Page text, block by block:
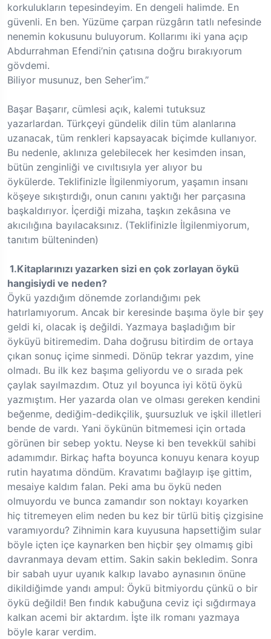
korkulukların tepesindeyim. En dengeli halimde. En
güvenli. En ben. Yüzüme çarpan rüzgârın tatlı nefesinde
nenemin kokusunu buluyorum. Kollarımı iki yana açıp
Abdurrahman Efendi’nin çatısına doğru bırakıyorum
gövdemi.
Biliyor musunuz, ben Seher’im.”
Başar Başarır, cümlesi açık, kalemi tutuksuz
yazarlardan. Türkçeyi gündelik dilin tüm alanlarına
uzanacak, tüm renkleri kapsayacak biçimde kullanıyor.
Bu nedenle, aklınıza gelebilecek her kesimden insan,
bütün zenginliği ve cıvıltısıyla yer alıyor bu
öykülerde. Teklifinizle İlgilenmiyorum, yaşamın insanı
köşeye sıkıştırdığı, onun canını yaktığı her parçasına
başkaldırıyor. İçerdiği mizaha, taşkın zekâsına ve
akıcılığına bayılacaksınız. (Teklifinizle İlgilenmiyorum,
tanıtım bülteninden)
1.Kitaplarınızı yazarken sizi en çok zorlayan öykü
hangisiydi ve neden?
Öykü yazdığım dönemde zorlandığımı pek
hatırlamıyorum. Ancak bir keresinde başıma öyle bir şey
geldi ki, olacak iş değildi. Yazmaya başladığım bir
öyküyü bitiremedim. Daha doğrusu bitirdim de ortaya
çıkan sonuç içime sinmedi. Dönüp tekrar yazdım, yine
olmadı. Bu ilk kez başıma geliyordu ve o sırada pek
çaylak sayılmazdım. Otuz yıl boyunca iyi kötü öykü
yazmıştım. Her yazarda olan ve olması gereken kendini
beğenme, dediğim-dedikçilik, şuursuzluk ve işkil illetleri
bende de vardı. Yani öykünün bitmemesi için ortada
görünen bir sebep yoktu. Neyse ki ben tevekkül sahibi
adamımdır. Birkaç hafta boyunca konuyu kenara koyup
rutin hayatıma döndüm. Kravatımı bağlayıp işe gittim,
mesaiye kaldım falan. Peki ama bu öykü neden
olmuyordu ve bunca zamandır son noktayı koyarken
hiç titremeyen elim neden bu kez bir türlü bitiş çizgisine
varamıyordu? Zihnimin kara kuyusuna hapsettiğim sular
böyle içten içe kaynarken ben hiçbir şey olmamış gibi
davranmaya devam ettim. Sakin sakin bekledim. Sonra
bir sabah uyur uyanık kalkıp lavabo aynasının önüne
dikildiğimde yandı ampul: Öykü bitmiyordu çünkü o bir
öykü değildi! Ben fındık kabuğuna ceviz içi sığdırmaya
kalkan acemi bir aktardım. İşte ilk romanı yazmaya
böyle karar verdim.